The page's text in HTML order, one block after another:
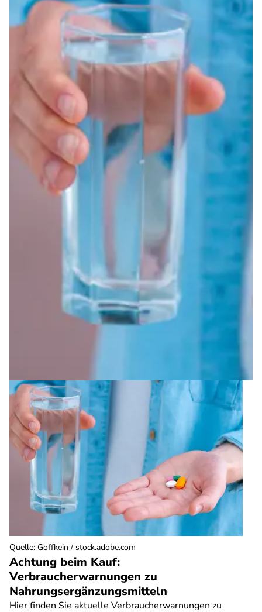
Achtung beim Kauf:
Verbraucherwarnungen zu
Nahrungsergänzungsmitteln
Hier finden Sie aktuelle Verbraucherwarnungen zu
Quelle: Goffkein / stock.adobe.com